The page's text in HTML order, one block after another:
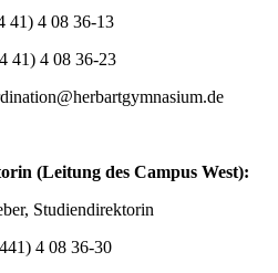
41) 4 08 36-13
41) 4 08 36-23
(Leitung des Campus West):
Studiendirektorin
4 08 36-30